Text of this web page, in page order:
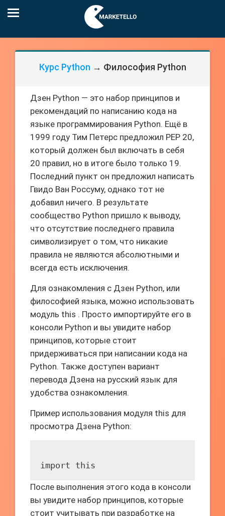
Курс Python → Философия Python
Дзен Python — это набор принципов и
рекомендаций по написанию кода на
языке программирования Python. Ещё в
1999 году Тим Петерс предложил PEP 20,
который должен был включать в себя
20 правил, но в итоге было только 19.
Последний пункт он предложил написать
Гвидо Ван Россуму, однако тот не
добавил ничего. В результате
сообщество Python пришло к выводу,
что отсутствие последнего правила
символизирует о том, что никакие
правила не являются абсолютными и
всегда есть исключения.
Для ознакомления с Дзен Python, или
философией языка, можно использовать
модуль this . Просто импортируйте его в
консоли Python и вы увидите набор
принципов, которые стоит
придерживаться при написании кода на
Python. Также доступен вариант
перевода Дзена на русский язык для
удобства ознакомления.
Пример использования модуля this для
просмотра Дзена Python:
После выполнения этого кода в консоли
вы увидите набор принципов, которые
стоит учитывать при разработке на